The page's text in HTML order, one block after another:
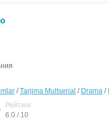
/Tarjima Multserial / Drama /
Рейтинг
6.0 / 10